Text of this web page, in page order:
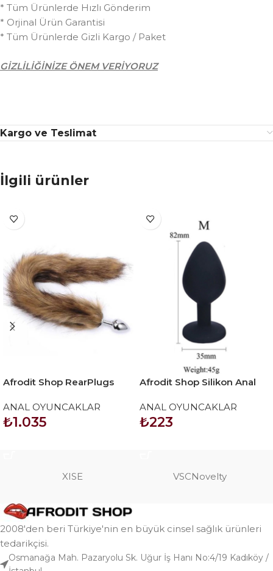
* Tüm Ürünlerde Hızlı Gönderim
* Orjinal Ürün Garantisi
* Tüm Ürünlerde Gizli Kargo / Paket
GİZLİLİĞİNİZE ÖNEM VERİYORUZ
Kargo ve Teslimat
İlgili ürünler
Afrodit Shop RearPlugs
Tıkaç
ANAL OYUNCAKLAR
₺1.035
Afrodit Shop Silikon Anal
ANAL OYUNCAKLAR
₺223
XISE VSCNovelty
2008'den beri Türkiye'nin en büyük cinsel sağlık ürünleri
tedarikçisi.
Osmanağa Mah. Pazaryolu Sk. Uğur İş Hanı No:4/19 Kadıköy /